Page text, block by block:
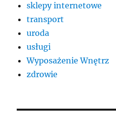
sklepy internetowe
transport
uroda
usługi
Wyposażenie Wnętrz
zdrowie